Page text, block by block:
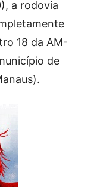
a rodovia
18 da AM-
de